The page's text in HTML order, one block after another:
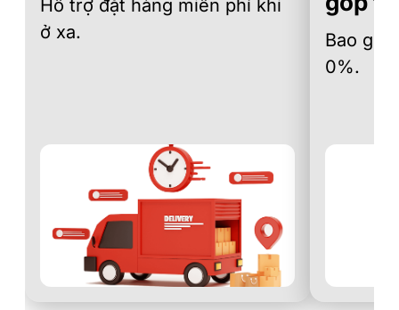
Hỗ trợ đặt hàng miễn phí khi
ở xa.
Bao
0%.